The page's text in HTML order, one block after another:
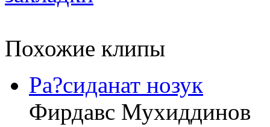
Похожие клипы
Ра?сиданат нозук
Фирдавс Мухиддинов